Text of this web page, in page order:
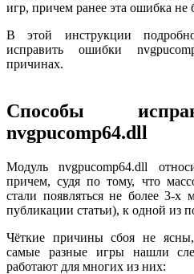
игр, причем ранее эта ошибка не
В этой инструкции
исправить ошибки
причинах.
Способы
nvgpucomp64.dll
Модуль nvgpucomp64.dll
причем, судя по тому, что
стали появляться не более 3-х
публикации статьи), к одной из
Чёткие причины сбоя не
самые разные игры нашли
работают для многих из них: